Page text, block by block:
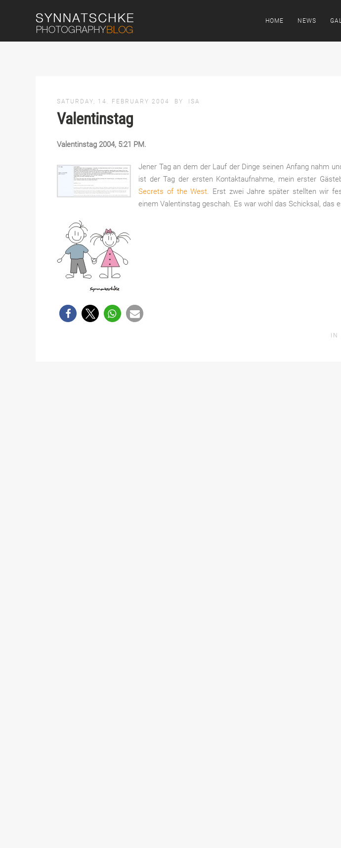
HOME NEWS
SATURDAY, 14. FEBRUARY 2004 BY ISA
Valentinstag
Valentinstag 2004, 5:21 PM.
Jener Tag an dem der Lauf der Dinge seinen Anfang nahm
ist der Tag der ersten Kontaktaufnahme, mein erster
Secrets of the West. Erst zwei Jahre später stellten wir
einem Valentinstag geschah. Es war wohl das Schicksal,
IN